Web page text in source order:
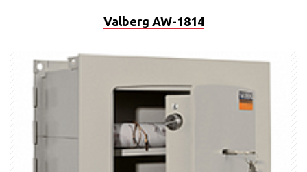
Valberg AW-1814